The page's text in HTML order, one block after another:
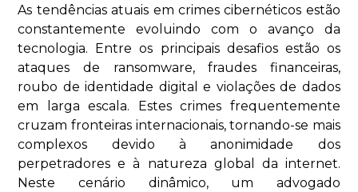
As tendências atuais em crimes cibernéticos estão
constantemente evoluindo com o avanço da
tecnologia. Entre os principais desafios estão os
ataques de ransomware, fraudes financeiras,
roubo de identidade digital e violações de dados
em larga escala. Estes crimes frequentemente
cruzam fronteiras internacionais, tornando-se mais
complexos devido à anonimidade dos
perpetradores e à natureza global da internet.
Neste cenário dinâmico, um advogado